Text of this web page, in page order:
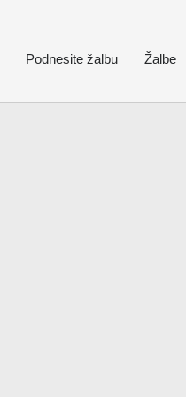
Podnesite žalbu Žalbe